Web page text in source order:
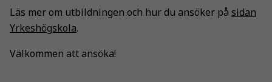
Läs mer om utbildningen och hur du ansöker på sidan
Yrkeshögskola.
Välkommen att ansöka!